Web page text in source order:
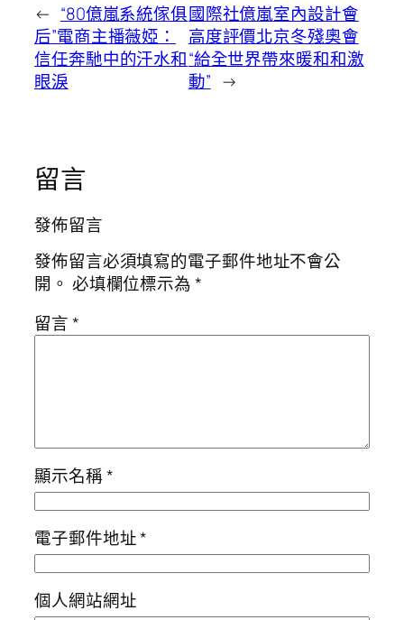
← “80億嵐系統傢俱
后”電商主播薇婭：
信任奔馳中的汗水和
眼淚
國際社億嵐室內設計會
高度評價北京冬殘奧會
“給全世界帶來暖和和激
動” →
留言
發佈留言
發佈留言必須填寫的電子郵件地址不會公
開。 必填欄位標示為*
留言*
顯示名稱*
電子郵件地址*
個人網站網址